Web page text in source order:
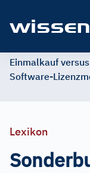
Einmalkauf
Software-
Lexikon